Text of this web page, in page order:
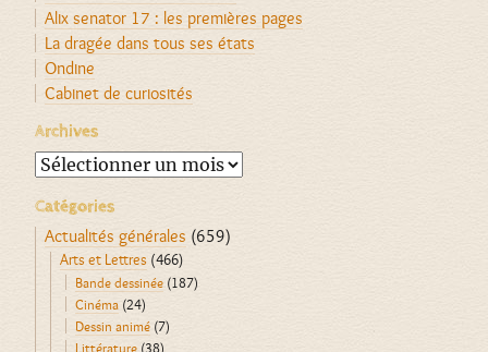
Alix senator 17 : les premières pages
La dragée dans tous ses états
Ondine
Cabinet de curiosités
Archives
Archives
Catégories
Actualités générales (659)
Arts et Lettres (466)
Bande dessinée (187)
Cinéma (24)
Dessin animé (7)
Littérature (38)